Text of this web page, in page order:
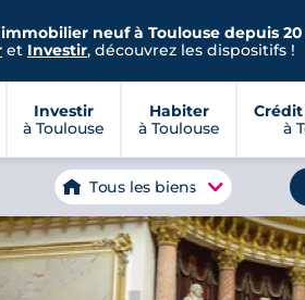
neuf à Toulouse depuis 20
et Investir, découvrez les dispositifs !
Investir
à Toulouse
Habiter
à Toulouse
à
Tous les biens